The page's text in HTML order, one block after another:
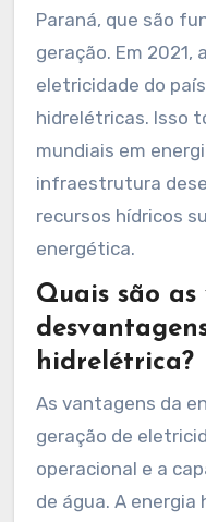
Paraná, que são
geração. Em 2021,
eletricidade do
hidrelétricas. Isso
mundiais em
infraestrutura
recursos hídricos
energética.
Quais são
hidrelétrica?
As vantagens da
geração de
operacional e a
de água. A